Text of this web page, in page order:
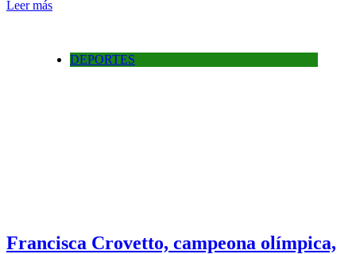
Leer más
DEPORTES
Francisca Crovetto, campeona olímpica,